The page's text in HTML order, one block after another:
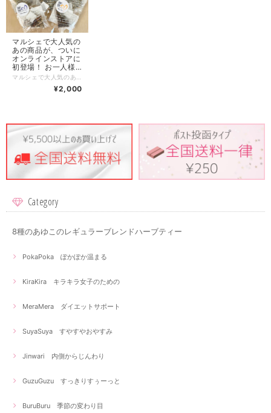
マルシェで大人気の
あの商品が、ついに
オンラインストアに
初登場！ お一人様2
点までの限定販売！
¥2,000
Category
8種のあゆこのレギュラーブレンドハーブティー
PokaPoka ぽかぽか温まる
KiraKira キラキラ女子のための
MeraMera ダイエットサポート
SuyaSuya すやすやおやすみ
Jinwari 内側からじんわり
GuzuGuzu すっきりすぅーっと
BuruBuru 季節の変わり目